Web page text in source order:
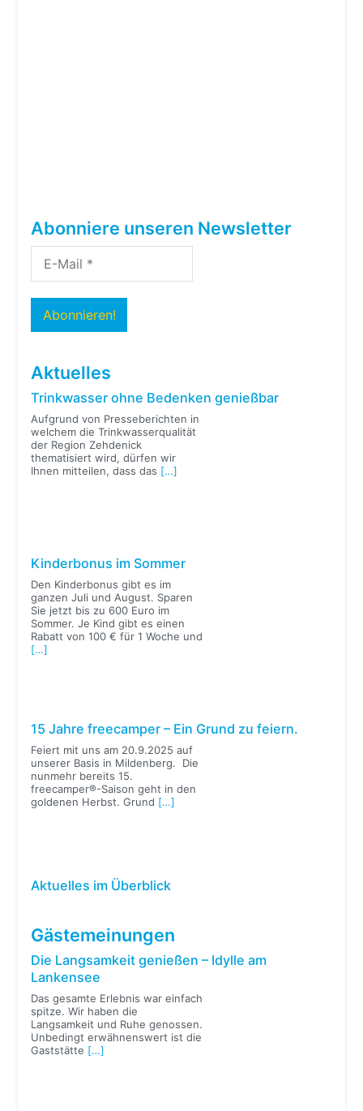
Abonniere unseren Newsletter
Aktuelles
Trinkwasser ohne Bedenken genießbar
Aufgrund von Presseberichten in
welchem die Trinkwasserqualität
der Region Zehdenick
thematisiert wird, dürfen wir
Ihnen mitteilen, dass das […]
Kinderbonus im Sommer
Den Kinderbonus gibt es im
ganzen Juli und August. Sparen
Sie jetzt bis zu 600 Euro im
Sommer. Je Kind gibt es einen
Rabatt von 100 € für 1 Woche und
[…]
15 Jahre freecamper – Ein Grund zu feiern.
Feiert mit uns am 20.9.2025 auf
unserer Basis in Mildenberg. Die
nunmehr bereits 15.
freecamper®-Saison geht in den
goldenen Herbst. Grund […]
Aktuelles im Überblick
Gästemeinungen
Die Langsamkeit genießen – Idylle am
Lankensee
Das gesamte Erlebnis war einfach
spitze. Wir haben die
Langsamkeit und Ruhe genossen.
Unbedingt erwähnenswert ist die
Gaststätte […]